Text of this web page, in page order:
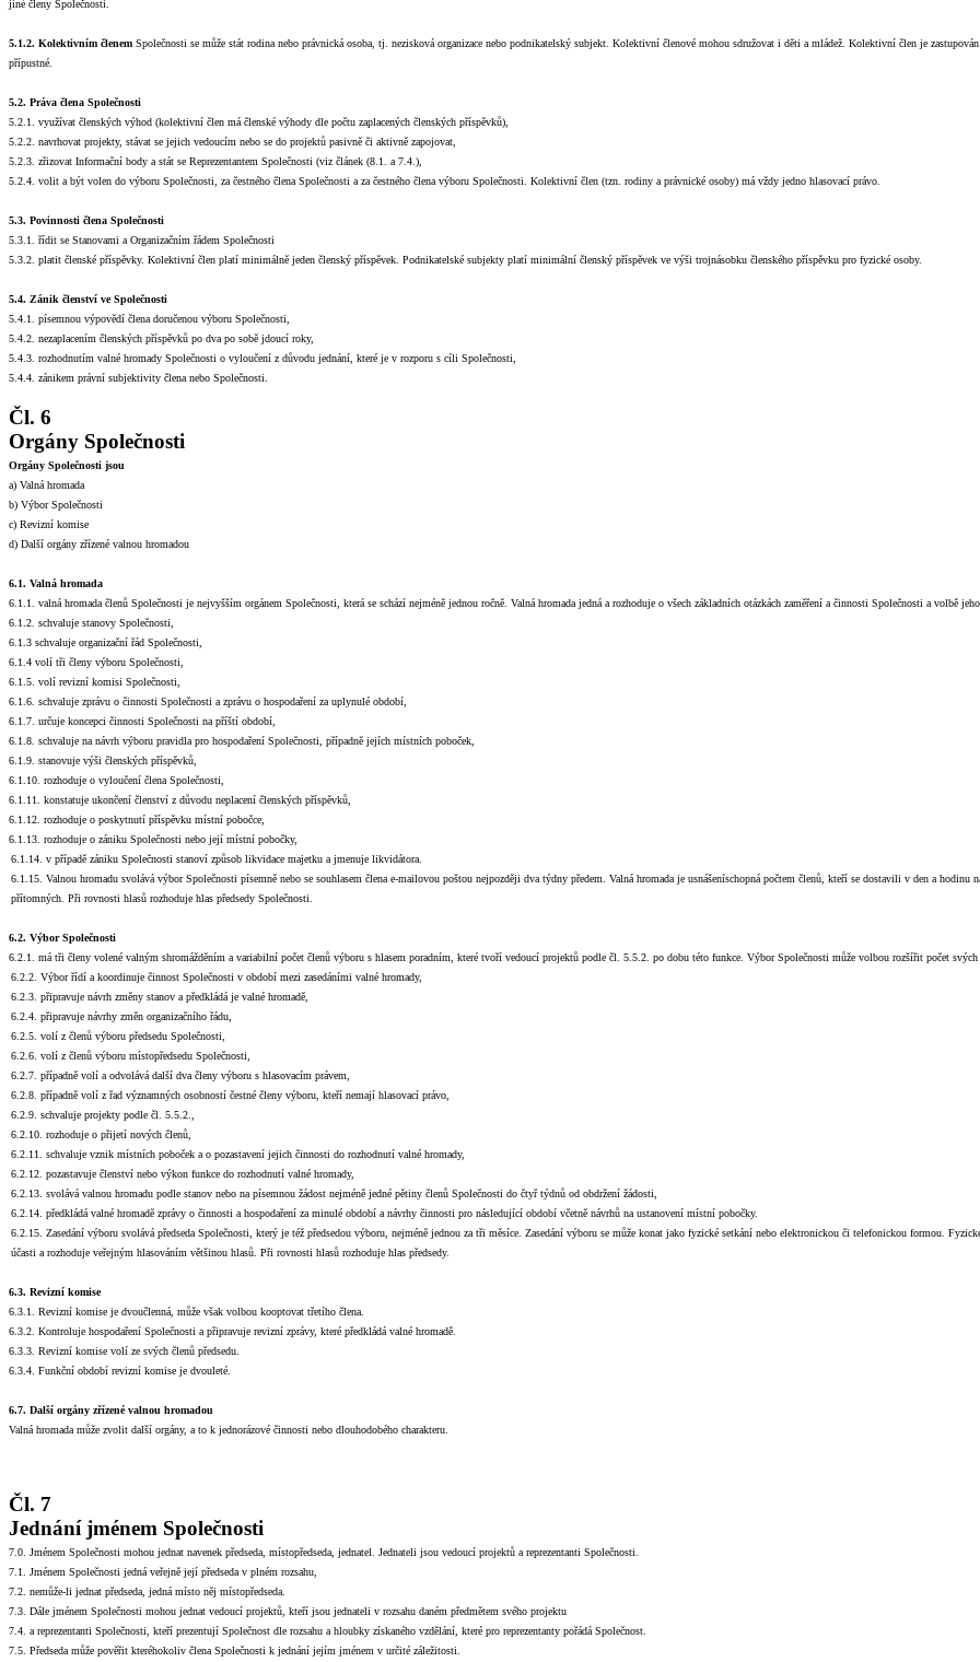
jiné členy Společnosti.
5.1.2. Kolektivním členem Společnosti se může stát rodina nebo právnická osoba, tj. nezisková organizace nebo podnikatelský subjekt. Kolektivní členové mohou sdružovat i děti a mládež. Kolektivní člen je
přípustné.
5.2. Práva člena Společnosti
5.2.1. využívat členských výhod (kolektivní člen má členské výhody dle počtu zaplacených členských příspěvků),
5.2.2. navrhovat projekty, stávat se jejich vedoucím nebo se do projektů pasivně či aktivně zapojovat,
5.2.3. zřizovat Informační body a stát se Reprezentantem Společnosti (viz článek (8.1. a 7.4.),
5.2.4. volit a být volen do výboru Společnosti, za čestného člena Společnosti a za čestného člena výboru Společnosti. Kolektivní člen (tzn. rodiny a právnické osoby) má vždy jedno hlasovací právo.
5.3. Povinnosti člena Společnosti
5.3.1. řídit se Stanovami a Organizačním řádem Společnosti
5.3.2. platit členské příspěvky. Kolektivní člen platí minimálně jeden členský příspěvek. Podnikatelské subjekty platí minimální členský příspěvek ve výši trojnásobku členského příspěvku pro fyzické osoby.
5.4. Zánik členství ve Společnosti
5.4.1. písemnou výpovědí člena doručenou výboru Společnosti,
5.4.2. nezaplacením členských příspěvků po dva po sobě jdoucí roky,
5.4.3. rozhodnutím valné hromady Společnosti o vyloučení z důvodu jednání, které je v rozporu s cíli Společnosti,
5.4.4. zánikem právní subjektivity člena nebo Společnosti.
Čl. 6
Orgány Společnosti
Orgány Společnosti jsou
a) Valná hromada
b) Výbor Společnosti
c) Revizní komise
d) Další orgány zřízené valnou hromadou
6.1. Valná hromada
6.1.1. valná hromada členů Společnosti je nejvyšším orgánem Společnosti, která se schází nejméně jednou ročně. Valná hromada jedná a rozhoduje o všech základních otázkách zaměření a činnosti Společnosti a volbě jeho
6.1.2. schvaluje stanovy Společnosti,
6.1.3 schvaluje organizační řád Společnosti,
6.1.4 volí tři členy výboru Společnosti,
6.1.5. volí revizní komisi Společnosti,
6.1.6. schvaluje zprávu o činnosti Společnosti a zprávu o hospodaření za uplynulé období,
6.1.7. určuje koncepci činnosti Společnosti na příští období,
6.1.8. schvaluje na návrh výboru pravidla pro hospodaření Společnosti, případně jejích místních poboček,
6.1.9. stanovuje výši členských příspěvků,
6.1.10. rozhoduje o vyloučení člena Společnosti,
6.1.11. konstatuje ukončení členství z důvodu neplacení členských příspěvků,
6.1.12. rozhoduje o poskytnutí příspěvku místní pobočce,
6.1.13. rozhoduje o zániku Společnosti nebo její místní pobočky,
6.1.14. v případě zániku Společnosti stanoví způsob likvidace majetku a jmenuje likvidátora.
6.1.15. Valnou hromadu svolává výbor Společnosti písemně nebo se souhlasem člena e-mailovou poštou nejpozději dva týdny předem. Valná hromada je usnášeníschopná počtem členů, kteří se dostavili v den a
přítomných. Při rovnosti hlasů rozhoduje hlas předsedy Společnosti.
6.2. Výbor Společnosti
6.2.1. má tři členy volené valným shromážděním a variabilní počet členů výboru s hlasem poradním, které tvoří vedoucí projektů podle čl. 5.5.2. po dobu této funkce. Výbor Společnosti může volbou rozšířit počet
6.2.2. Výbor řídí a koordinuje činnost Společnosti v období mezi zasedáními valné hromady,
6.2.3. připravuje návrh změny stanov a předkládá je valné hromadě,
6.2.4. připravuje návrhy změn organizačního řádu,
6.2.5. volí z členů výboru předsedu Společnosti,
6.2.6. volí z členů výboru místopředsedu Společnosti,
6.2.7. případně volí a odvolává další dva členy výboru s hlasovacím právem,
6.2.8. případně volí z řad významných osobností čestné členy výboru, kteří nemají hlasovací právo,
6.2.9. schvaluje projekty podle čl. 5.5.2.,
6.2.10. rozhoduje o přijetí nových členů,
6.2.11. schvaluje vznik místních poboček a o pozastavení jejich činnosti do rozhodnutí valné hromady,
6.2.12. pozastavuje členství nebo výkon funkce do rozhodnutí valné hromady,
6.2.13. svolává valnou hromadu podle stanov nebo na písemnou žádost nejméně jedné pětiny členů Společnosti do čtyř týdnů od obdržení žádosti,
6.2.14. předkládá valné hromadě zprávy o činnosti a hospodaření za minulé období a návrhy činnosti pro následující období včetně návrhů na ustanovení místní pobočky.
6.2.15. Zasedání výboru svolává předseda Společnosti, který je též předsedou výboru, nejméně jednou za tři měsíce. Zasedání výboru se může konat jako fyzické setkání nebo elektronickou či telefonickou formou.
účasti a rozhoduje veřejným hlasováním většinou hlasů. Při rovnosti hlasů rozhoduje hlas předsedy.
6.3. Revizní komise
6.3.1. Revizní komise je dvoučlenná, může však volbou kooptovat třetího člena.
6.3.2. Kontroluje hospodaření Společnosti a připravuje revizní zprávy, které předkládá valné hromadě.
6.3.3. Revizní komise volí ze svých členů předsedu.
6.3.4. Funkční období revizní komise je dvouleté.
6.7. Další orgány zřízené valnou hromadou
Valná hromada může zvolit další orgány, a to k jednorázové činnosti nebo dlouhodobého charakteru.
Čl. 7
Jednání jménem Společnosti
7.0. Jménem Společnosti mohou jednat navenek předseda, místopředseda, jednatel. Jednateli jsou vedoucí projektů a reprezentanti Společnosti.
7.1. Jménem Společnosti jedná veřejně její předseda v plném rozsahu,
7.2. nemůže-li jednat předseda, jedná místo něj místopředseda.
7.3. Dále jménem Společnosti mohou jednat vedoucí projektů, kteří jsou jednateli v rozsahu daném předmětem svého projektu
7.4. a reprezentanti Společnosti, kteří prezentují Společnost dle rozsahu a hloubky získaného vzdělání, které pro reprezentanty pořádá Společnost.
7.5. Předseda může pověřit kteréhokoliv člena Společnosti k jednání jejím jménem v určité záležitosti.